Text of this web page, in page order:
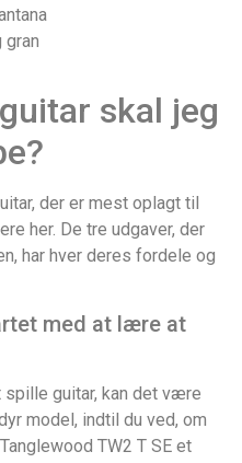
gran
skal jeg
der er mest oplagt til
her. De tre udgaver, der
har hver deres fordele og
med at lære at
guitar, kan det være
model, indtil du ved, om
TW2 T SE et